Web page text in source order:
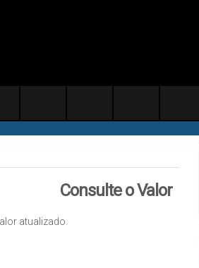
Consulte o Valor
atualizado.